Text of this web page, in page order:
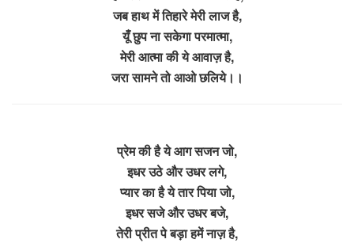
जब हाथ में तिहारे मेरी लाज है,
यूँ छुप ना सकेगा परमात्मा,
मेरी आत्मा की ये आवाज़ है,
जरा सामने तो आओ छलिये।।
प्रेम की है ये आग सजन जो,
इधर उठे और उधर लगे,
प्यार का है ये तार पिया जो,
इधर सजे और उधर बजे,
तेरी प्रीत पे बड़ा हमें नाज़ है,